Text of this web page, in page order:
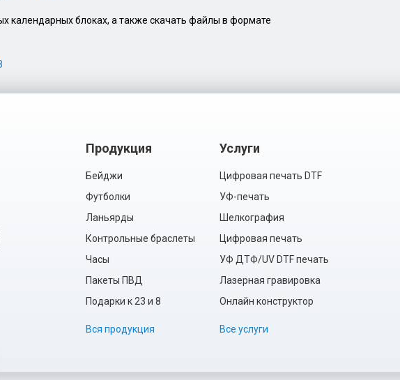
календарных блоках, а также скачать файлы в формате
Продукция
Бейджи
Футболки
Ланьярды
Контрольные браслеты
Часы
Пакеты ПВД
Подарки к 23 и 8
Вся продукция
Услуги
Цифровая печать DTF
УФ-печать
Шелкография
Цифровая печать
УФ ДТФ/UV DTF печать
Лазерная гравировка
Онлайн конструктор
Все услуги